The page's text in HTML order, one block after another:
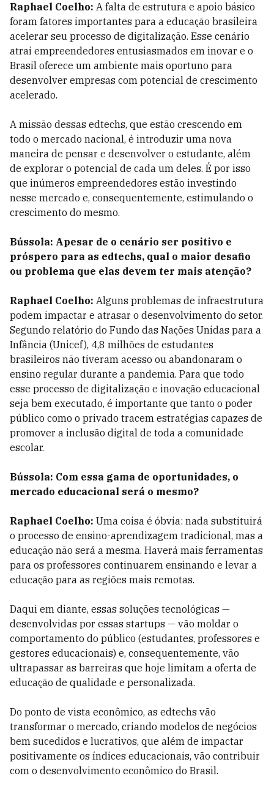
Raphael Coelho: A falta de estrutura e apoio básico
foram fatores importantes para a educação brasileira
acelerar seu processo de digitalização. Esse cenário
atrai empreendedores entusiasmados em inovar e o
Brasil oferece um ambiente mais oportuno para
desenvolver empresas com potencial de crescimento
acelerado.
A missão dessas edtechs, que estão crescendo em
todo o mercado nacional, é introduzir uma nova
maneira de pensar e desenvolver o estudante, além
de explorar o potencial de cada um deles. É por isso
que inúmeros empreendedores estão investindo
nesse mercado e, consequentemente, estimulando o
crescimento do mesmo.
Bússola: Apesar de o cenário ser positivo e
próspero para as edtechs, qual o maior desafio
ou problema que elas devem ter mais atenção?
Raphael Coelho: Alguns problemas de infraestrutura
podem impactar e atrasar o desenvolvimento do setor.
Segundo relatório do Fundo das Nações Unidas para a
Infância (Unicef), 4,8 milhões de estudantes
brasileiros não tiveram acesso ou abandonaram o
ensino regular durante a pandemia. Para que todo
esse processo de digitalização e inovação educacional
seja bem executado, é importante que tanto o poder
público como o privado tracem estratégias capazes de
promover a inclusão digital de toda a comunidade
escolar.
Bússola: Com essa gama de oportunidades, o
mercado educacional será o mesmo?
Raphael Coelho: Uma coisa é óbvia: nada substituirá
o processo de ensino-aprendizagem tradicional, mas a
educação não será a mesma. Haverá mais ferramentas
para os professores continuarem ensinando e levar a
educação para as regiões mais remotas.
Daqui em diante, essas soluções tecnológicas —
desenvolvidas por essas startups — vão moldar o
comportamento do público (estudantes, professores e
gestores educacionais) e, consequentemente, vão
ultrapassar as barreiras que hoje limitam a oferta de
educação de qualidade e personalizada.
Do ponto de vista econômico, as edtechs vão
transformar o mercado, criando modelos de negócios
bem sucedidos e lucrativos, que além de impactar
positivamente os índices educacionais, vão contribuir
com o desenvolvimento econômico do Brasil.